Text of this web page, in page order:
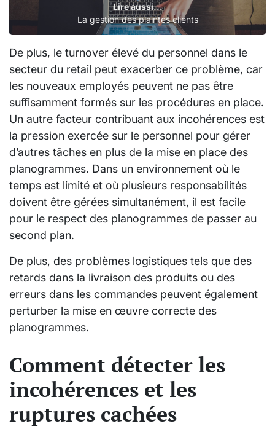
Lire aussi...
La gestion des plaintes clients
De plus, le turnover élevé du personnel dans le
secteur du retail peut exacerber ce problème, car
les nouveaux employés peuvent ne pas être
suffisamment formés sur les procédures en place.
Un autre facteur contribuant aux incohérences est
la pression exercée sur le personnel pour gérer
d’autres tâches en plus de la mise en place des
planogrammes. Dans un environnement où le
temps est limité et où plusieurs responsabilités
doivent être gérées simultanément, il est facile
pour le respect des planogrammes de passer au
second plan.
De plus, des problèmes logistiques tels que des
retards dans la livraison des produits ou des
erreurs dans les commandes peuvent également
perturber la mise en œuvre correcte des
planogrammes.
Comment détecter les
incohérences et les
ruptures cachées